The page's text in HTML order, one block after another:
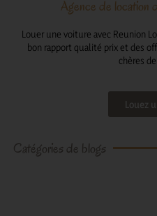
Agence de location
Louer une voiture avec Reunion
bon rapport qualité prix et des
chères
Louez
Catégories de blogs